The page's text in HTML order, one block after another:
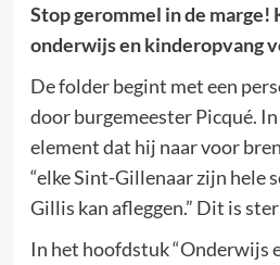
Stop gerommel in de
onderwijs en kinderopvang
De folder begint met een
door burgemeester Picqué.
element dat hij naar voor
“elke Sint-Gillenaar zijn hele
Gillis kan afleggen.” Dit is
In het hoofdstuk “Onderwijs